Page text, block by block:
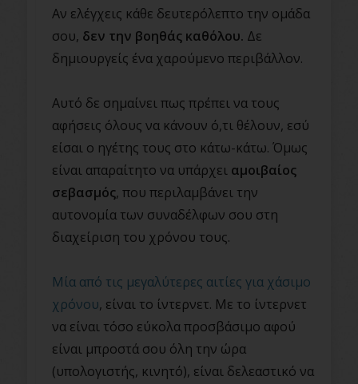
Αν ελέγχεις κάθε δευτερόλεπτο την ομάδα
σου, δεν την βοηθάς καθόλου. Δε
δημιουργείς ένα χαρούμενο περιβάλλον.
Αυτό δε σημαίνει πως πρέπει να τους
αφήσεις όλους να κάνουν ό,τι θέλουν, εσύ
είσαι ο ηγέτης τους στο κάτω-κάτω. Όμως
είναι απαραίτητο να υπάρχει αμοιβαίος
σεβασμός, που περιλαμβάνει την
αυτονομία των συναδέλφων σου στη
διαχείριση του χρόνου τους.
Μία από τις μεγαλύτερες αιτίες για χάσιμο
χρόνου, είναι το ίντερνετ. Με το ίντερνετ
να είναι τόσο εύκολα προσβάσιμο αφού
είναι μπροστά σου όλη την ώρα
(υπολογιστής, κινητό), είναι δελεαστικό να